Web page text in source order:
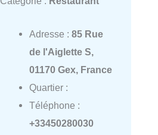
Adresse : 85 Rue
de l'Aiglette S,
01170 Gex, France
Quartier :
Téléphone :
+33450280030